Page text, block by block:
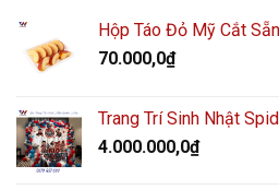
Hộp Táo Đỏ Mỹ Cắt
70.000,0₫
Trang Trí Sinh Nhật
4.000.000,0₫